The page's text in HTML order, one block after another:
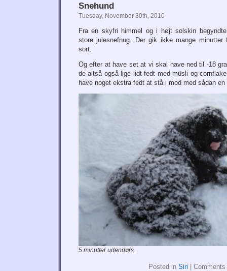
Snehund
Tuesday, November 30th, 2010
Fra en skyfri himmel og i højt solskin
store julesnefnug. Der gik ikke mange
sort.
Og efter at have set at vi skal have ned til -18
de altså også lige lidt fedt med müsli og
have noget ekstra fedt at stå i mod med sådan en
5 minutter udendørs.
Posted in Siri